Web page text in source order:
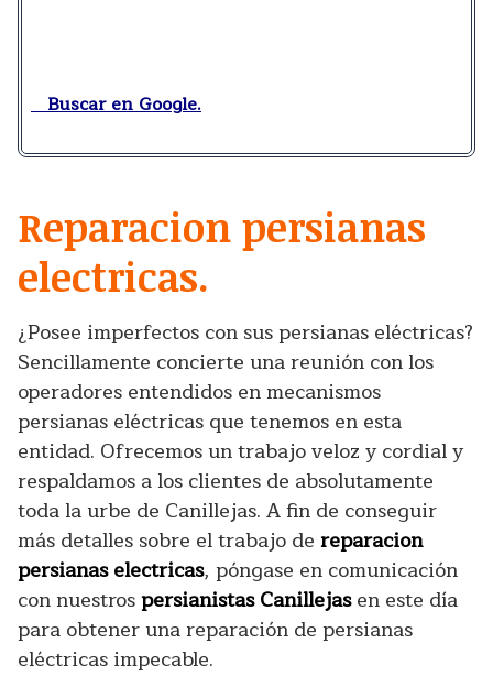
Buscar en Google.
Reparacion persianas
electricas.
¿Posee imperfectos con sus persianas eléctricas?
Sencillamente concierte una reunión con los
operadores entendidos en mecanismos
persianas eléctricas que tenemos en esta
entidad. Ofrecemos un trabajo veloz y cordial y
respaldamos a los clientes de absolutamente
toda la urbe de Canillejas. A fin de conseguir
más detalles sobre el trabajo de reparacion
persianas electricas, póngase en comunicación
con nuestrospersianistas Canillejasen este día
para obtener una reparación de persianas
eléctricas impecable.